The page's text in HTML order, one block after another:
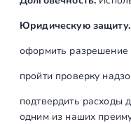
I
3
6
Юридическую защиту.
оформить разрешение
пройти проверку
подтвердить расходы
одним из наших